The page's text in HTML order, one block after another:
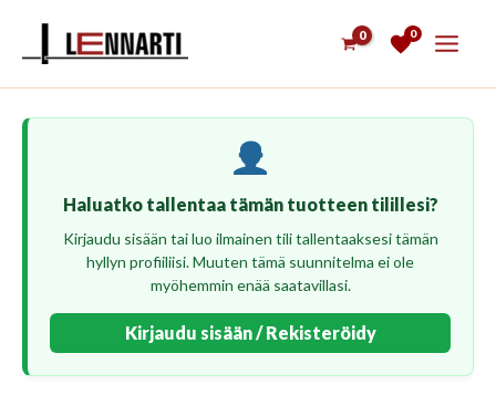
0
Haluatko tallentaa tämän tuotteen tilillesi?
Kirjaudu sisään tai luo ilmainen tili tallentaaksesi tämän
hyllyn profiiliisi. Muuten tämä suunnitelma ei ole
myöhemmin enää saatavillasi.
Kirjaudu sisään / Rekisteröidy